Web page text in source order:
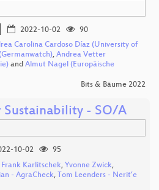
2022-10-02
90
Carolina Cardoso Díaz (University of
, Andrea Vetter
and Almut Nagel (Europäische
Bits & Bäume 2022
- SO/A
10-02
95
Frank Karlitschek, Yvonne Zwick,
- AgraCheck, Tom Leenders - Nerit’e